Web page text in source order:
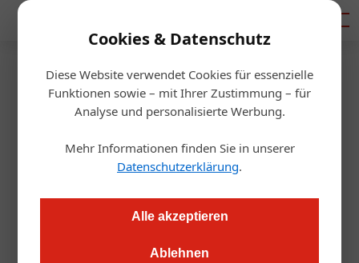
Cookies & Datenschutz
Diese Website verwendet Cookies für essenzielle
Funktionen sowie – mit Ihrer Zustimmung – für
Analyse und personalisierte Werbung.
Mehr Informationen finden Sie in unserer
Datenschutzerklärung.
Alle akzeptieren
Ablehnen
Artikel von Von:
Bernadette Altenburger